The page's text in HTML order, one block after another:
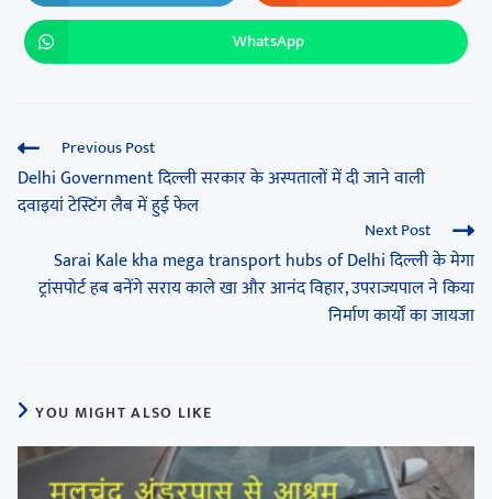
WhatsApp
Previous Post
Delhi Government दिल्ली सरकार के अस्पतालों में दी जाने वाली
दवाइयां टेस्टिंग लैब में हुई फेल
Next Post
Sarai Kale kha mega transport hubs of Delhi दिल्ली के मेगा
ट्रांसपोर्ट हब बनेंगे सराय काले खा और आनंद विहार, उपराज्यपाल ने किया
निर्माण कार्यों का जायजा
YOU MIGHT ALSO LIKE